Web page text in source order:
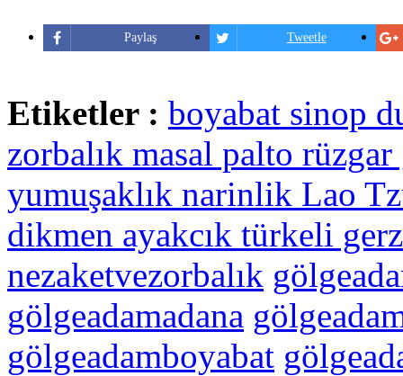
Paylaş Tweetle
Etiketler : boyabat sinop
zorbalık masal palto
yumuşaklık narinlik Lao
dikmen ayakcık türkeli
nezaketvezorbalık
gölgeadamadana
gölgeadamboyabat